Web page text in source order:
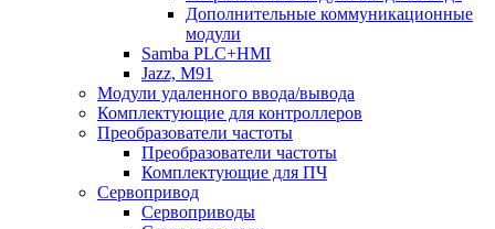
Дополнительные коммуникационные
модули
Samba PLC+HMI
Jazz, M91
Модули удаленного ввода/вывода
Комплектующие для контроллеров
Преобразователи частоты
Преобразователи частоты
Комплектующие для ПЧ
Сервопривод
Сервоприводы